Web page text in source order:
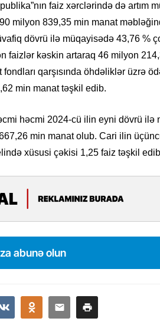
faiz xərclərində də artım
milyon 839,35 min manat
dövrü ilə müqayisədə 43,76 %
faizlər kəskin artaraq 46 milyon
qarşısında öhdəliklər üzrə
min manat təşkil edib.
həcmi 2024-cü ilin eyni dövrü ilə
min manat olub. Cari ilin
xüsusi çəkisi 1,25 faiz təşkil
abunə olun